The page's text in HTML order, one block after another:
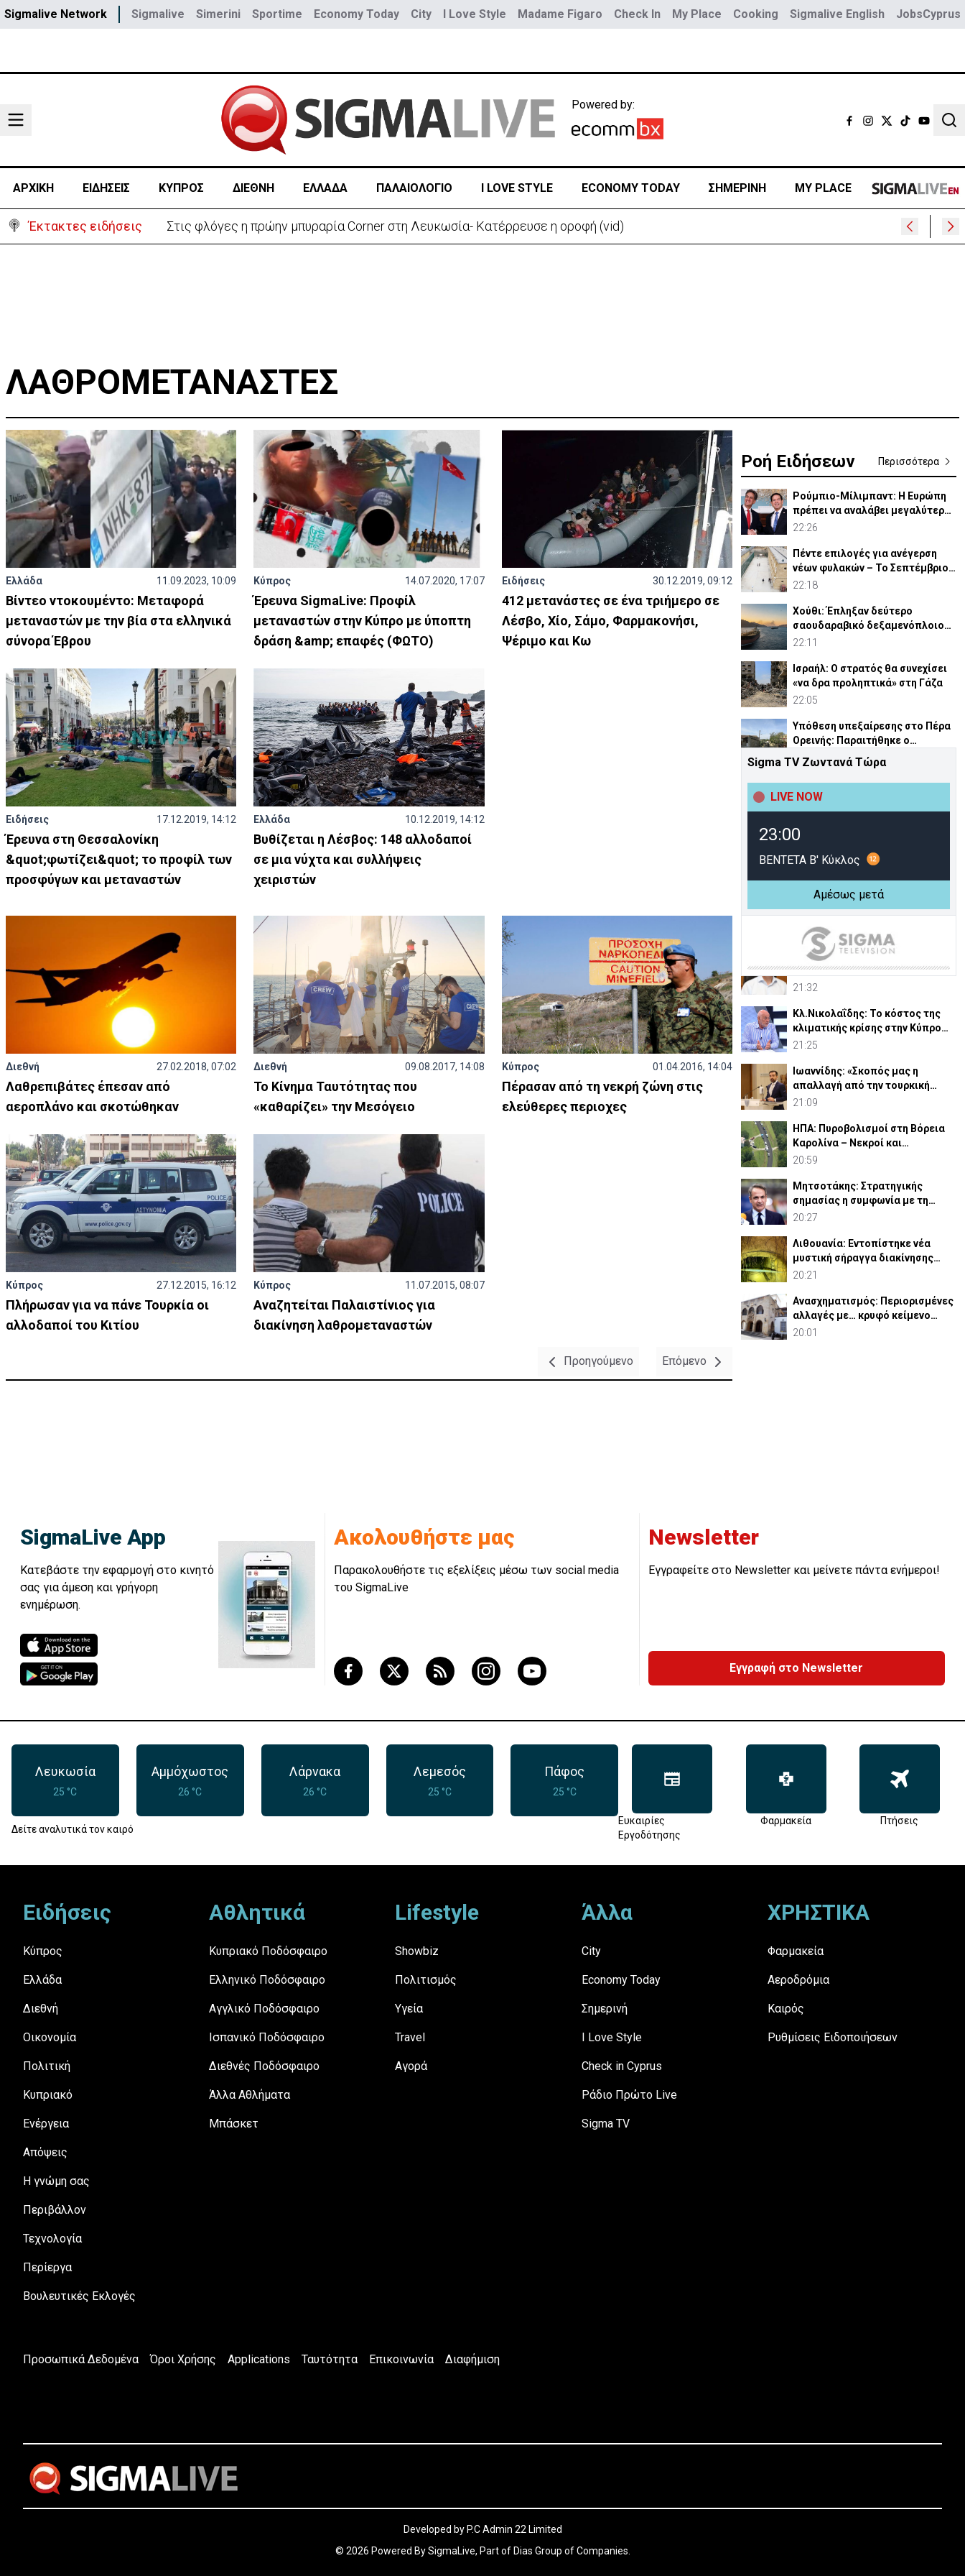
Sigmalive Network Sigmalive Simerini Sportime Economy Today City I Love Style Madame Figaro Check In My Place Cooking Sigmalive English JobsCyprus
Powered by:
ΑΡΧΙΚΗ ΕΙΔΗΣΕΙΣ ΚΥΠΡΟΣ ΔΙΕΘΝΗ ΕΛΛΑΔΑ ΠΑΛΑΙΟΛΟΓΙΟ I LOVE STYLE ECONOMY TODAY ΣΗΜΕΡΙΝΗ MY PLACE
Έκτακτες ειδήσεις Στις φλόγες η πρώην μπυραρία Corner στη Λευκωσία- Κατέρρευσε η οροφή (vid)
ΛΑΘΡΟΜΕΤΑΝΑΣΤΕΣ
Ελλάδα 11.09.2023, 10:09
Βίντεο ντοκουμέντο: Μεταφορά
μεταναστών με την βία στα ελληνικά
σύνορα Έβρου
Κύπρος 14.07.2020, 17:07
Έρευνα SigmaLive: Προφίλ
μεταναστών στην Κύπρο με ύποπτη
δράση &amp; επαφές (ΦΩΤΟ)
Ειδήσεις 30.12.2019, 09:12
412 μετανάστες σε ένα τριήμερο σε
Λέσβο, Χίο, Σάμο, Φαρμακονήσι,
Ψέριμο και Κω
Ειδήσεις 17.12.2019, 14:12
Έρευνα στη Θεσσαλονίκη
&quot;φωτίζει&quot; το προφίλ των
προσφύγων και μεταναστών
Ελλάδα 10.12.2019, 14:12
Βυθίζεται η Λέσβος: 148 αλλοδαποί
σε μια νύχτα και συλλήψεις
χειριστών
Διεθνή 27.02.2018, 07:02
Λαθρεπιβάτες έπεσαν από
αεροπλάνο και σκοτώθηκαν
Διεθνή 09.08.2017, 14:08
Το Κίνημα Ταυτότητας που
«καθαρίζει» την Μεσόγειο
Κύπρος 01.04.2016, 14:04
Πέρασαν από τη νεκρή ζώνη στις
ελεύθερες περιοχες
Κύπρος 27.12.2015, 16:12
Πλήρωσαν για να πάνε Τουρκία οι
αλλοδαποί του Κιτίου
Κύπρος 11.07.2015, 08:07
Αναζητείται Παλαιστίνιος για
διακίνηση λαθρομεταναστών
Προηγούμενο Επόμενο
Ροή Ειδήσεων Περισσότερα
Ρούμπιο-Μίλιμπαντ: Η Ευρώπη
πρέπει να αναλάβει μεγαλύτερο
ρόλο στην άμυνά της
22:26
Πέντε επιλογές για ανέγερση
νέων φυλακών – Το Σεπτέμβριο
το «Master Plan»
22:18
Χούθι: Έπληξαν δεύτερο
σαουδαραβικό δεξαμενόπλοιο
στον Κόλπο του Άντεν
22:11
Ισραήλ: Ο στρατός θα συνεχίσει
«να δρα προληπτικά» στη Γάζα
22:05
Υπόθεση υπεξαίρεσης στο Πέρα
Ορεινής: Παραιτήθηκε ο
κοινοτάρχης (ΒΙΝΤΕΟ)
22:01
Πλατάνια: «Λουκέτο» στο
κάμπινγκ λόγω εργασιών –
Τελεσίγραφο σε κατασκηνωτές
21:57
Ζελένσκι: Ζητά περισσότερους
πυραύλους αναχαίτισης από
Αννίτα: Η συμφωνία για GSI είναι
καθοριστικό βήμα στον
ενεργειακό μας χάρτη
21:40
Νικόλας για GSI: Συγχαρητήρια
στην Ελλάδα –«Να τηρήσουμε τις
υποχρεώσεις μας»
21:32
Κλ.Νικολαΐδης: Το κόστος της
κλιματικής κρίσης στην Κύπρο
είναι τεράστιο (vid)
21:25
Ιωαννίδης: «Σκοπός μας η
απαλλαγή από την τουρκική
κατοχή- Αναγκαία η ενότητα»
21:09
ΗΠΑ: Πυροβολισμοί στη Βόρεια
Καρολίνα – Νεκροί και
τραυματίες
20:59
Μητσοτάκης: Στρατηγικής
σημασίας η συμφωνία με τη
Meridiam για GSI
20:27
Λιθουανία: Εντοπίστηκε νέα
μυστική σήραγγα διακίνησης
μεταναστών
20:21
Ανασχηματισμός: Περιορισμένες
αλλαγές με… κρυφό κείμενο
(ΒΙΝΤΕΟ)
20:01
Sigma TV Ζωντανά Τώρα
LIVE NOW
23:00
ΒΕΝΤΕΤΑ Β' Κύκλος
Αμέσως μετά
SigmaLive App
Κατεβάστε την εφαρμογή στο κινητό
σας για άμεση και γρήγορη
ενημέρωση.
Ακολουθήστε μας
Παρακολουθήστε τις εξελίξεις μέσω των social media
του SigmaLive
Newsletter
Εγγραφείτε στο Newsletter και μείνετε πάντα ενήμεροι!
Εγγραφή στο Newsletter
Λευκωσία
25 °C
Αμμόχωστος
26 °C
Λάρνακα
26 °C
Λεμεσός
25 °C
Πάφος
25 °C
Δείτε αναλυτικά τον καιρό
Ευκαιρίες
Εργοδότησης
Φαρμακεία Πτήσεις
Ειδήσεις
Κύπρος
Ελλάδα
Διεθνή
Οικονομία
Πολιτική
Κυπριακό
Ενέργεια
Απόψεις
H γνώμη σας
Περιβάλλον
Τεχνολογία
Περίεργα
Βουλευτικές Εκλογές
Αθλητικά
Κυπριακό Ποδόσφαιρο
Ελληνικό Ποδόσφαιρο
Αγγλικό Ποδόσφαιρο
Ισπανικό Ποδόσφαιρο
Διεθνές Ποδόσφαιρο
Άλλα Αθλήματα
Μπάσκετ
Lifestyle
Showbiz
Πολιτισμός
Υγεία
Travel
Αγορά
Άλλα
City
Economy Today
Σημερινή
I Love Style
Check in Cyprus
Ράδιο Πρώτο Live
Sigma TV
ΧΡΗΣΤΙΚΑ
Φαρμακεία
Αεροδρόμια
Καιρός
Ρυθμίσεις Ειδοποιήσεων
Προσωπικά Δεδομένα Όροι Χρήσης Applications Ταυτότητα Επικοινωνία Διαφήμιση
Developed by P.C Admin 22 Limited
© 2026 Powered By SigmaLive, Part of Dias Group of Companies.